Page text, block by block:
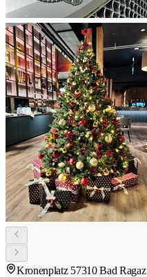
Kronenplatz 57310 Bad Ragaz